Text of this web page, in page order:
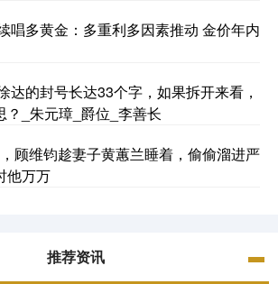
唱多黄金：多重利多因素推动 金价年内
达的封号长达33个字，如果拆开来看，
？_朱元璋_爵位_李善长
顾维钧趁妻子黄蕙兰睡着，偷偷溜进严
他万万
推荐资讯